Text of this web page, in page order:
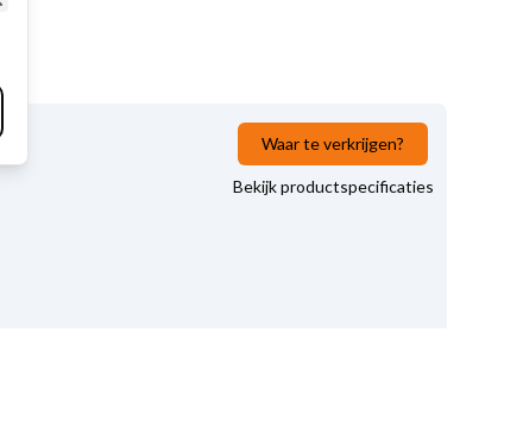
Waar te verkrijgen?
Bekijk productspecificaties